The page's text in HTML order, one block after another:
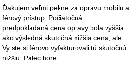
/
5
Ďakujem veľmi pekne za opravu mobilu a
férový prístup. Počiatočná
predpokladaná cena opravy bola vyššia
ako výsledná skutočná nižšia cena, ale
Vy ste si férovo vyfakturovali tú skutočnú
nižšiu. Palec hore